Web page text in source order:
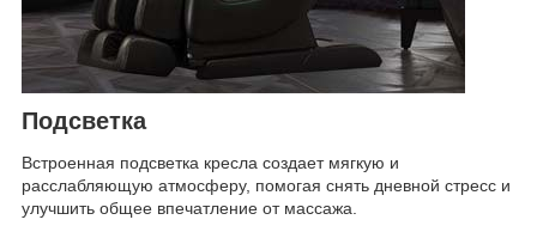
Подсветка
Встроенная подсветка кресла создает мягкую и
расслабляющую атмосферу, помогая снять дневной стресс и
улучшить общее впечатление от массажа.